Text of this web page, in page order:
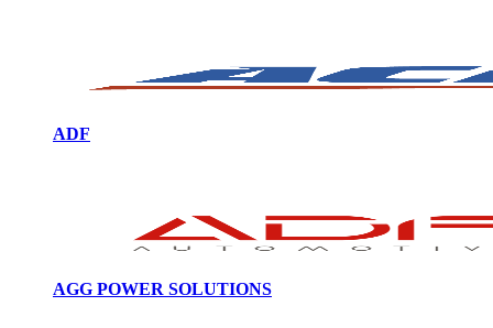
ADF
AGG POWER SOLUTIONS